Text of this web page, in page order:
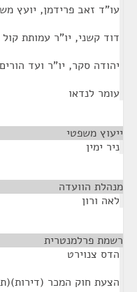
עו"ד זאב פרידמן, יועץ
דוד קשני, יו"ר עמותת קול
יהודה סקר, יו"ר ועד
עומר לנדאו
ייעוץ משפטי
ניר ימין
מנהלת הוועדה
לאה ורון
רשמת פרלמנטרית
הדס צנוירט